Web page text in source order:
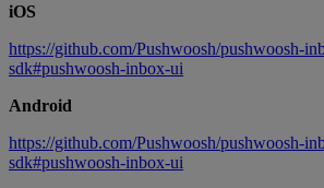
iOS
https://github.com/Pushwoosh/pushwoosh-
sdk#pushwoosh-inbox-ui
Android
https://github.com/Pushwoosh/pushwoosh-
sdk#pushwoosh-inbox-ui